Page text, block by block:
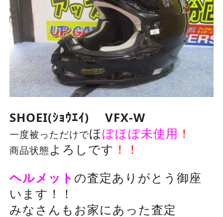
SHOEI(ｼｮｳｴｲ) VFX-W
一度被っただけでほぼほぼ未使用 ！
商品状態 よろしです ！！
ヘルメット の査定ありがとう御座
います！！
みなさんもお家にあった査定